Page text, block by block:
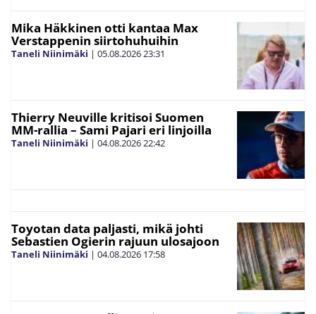
Mika Häkkinen otti kantaa Max
Verstappenin siirtohuhuihin
Taneli Niinimäki | 05.08.202623:31
Thierry Neuville kritisoi Suomen
MM-rallia – Sami Pajari eri linjoilla
Taneli Niinimäki | 04.08.202622:42
Toyotan data paljasti, mikä johti
Sebastien Ogierin rajuun ulosajoon
Taneli Niinimäki | 04.08.2026 17:58